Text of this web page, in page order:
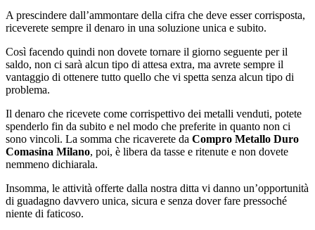
A prescindere dall’ammontare della cifra che deve esser corrisposta,
riceverete sempre il denaro in una soluzione unica e subito.
Così facendo quindi non dovete tornare il giorno seguente per il
saldo, non ci sarà alcun tipo di attesa extra, ma avrete sempre il
vantaggio di ottenere tutto quello che vi spetta senza alcun tipo di
problema.
Il denaro che ricevete come corrispettivo dei metalli venduti, potete
spenderlo fin da subito e nel modo che preferite in quanto non ci
sono vincoli. La somma che ricaverete da Compro Metallo Duro
Comasina Milano, poi, è libera da tasse e ritenute e non dovete
nemmeno dichiarala.
Insomma, le attività offerte dalla nostra ditta vi danno un’opportunità
di guadagno davvero unica, sicura e senza dover fare pressoché
niente di faticoso.